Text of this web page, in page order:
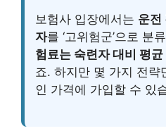
보험사 입장에서는 운전
자를 ‘고위험군’으로 분
험료는 숙련자 대비 평
죠. 하지만 몇 가지 전략
인 가격에 가입할 수 있